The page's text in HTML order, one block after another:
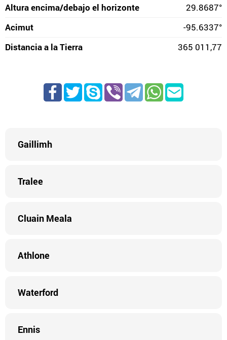
Altura encima/debajo el horizonte
29.8687°
Acimut
-95.6337°
Distancia a la Tierra
365 011,77
Gaillimh
Tralee
Cluain Meala
Athlone
Waterford
Ennis